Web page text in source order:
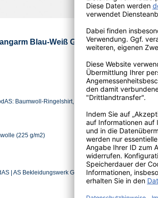
Blau-Weiß Gestreift Ringelshirt
Baumwoll-Ringelshirt, langärmelig.
(225 g/m2)
| AS Bekleidungswerk GmbH | Heglitzer Str. 12 |